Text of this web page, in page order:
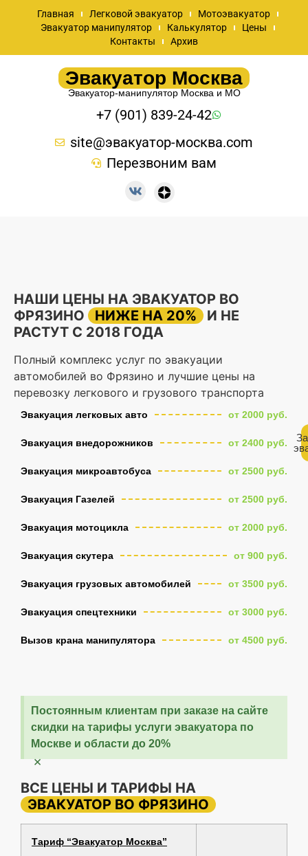
Главная Легковой эвакуатор
Мотоэвакуатор
Эвакуатор манипулятор
Калькулятор
Цены
Контакты
Архив
Эвакуатор Москва
Эвакуатор-манипулятор Москва и МО
+7 (901) 839-24-42
site@эвакуатор-москва.com
Перезвоним вам
НАШИ ЦЕНЫ НА ЭВАКУАТОР ВО
ФРЯЗИНО
НИЖЕ НА 20%
И НЕ
РАСТУТ С 2018 ГОДА
Полный комплекс услуг по эвакуации
автомобилей во Фрязино и лучшие цены на
перевозку легкового и грузового транспорта
Эвакуация легковых авто от 2000 руб.
Эвакуация внедорожников от 2400 руб.
Эвакуация микроавтобуса от 2500 руб.
Эвакуация Газелей от 2500 руб.
Эвакуация мотоцикла от 2000 руб.
Эвакуация скутера от 900 руб.
Эвакуация грузовых автомобилей от 3500 руб.
Эвакуация спецтехники от 3000 руб.
Вызов крана манипулятора от 4500 руб.
Постоянным клиентам при заказе на сайте
скидки на тарифы услуги эвакуатора по
Москве и области до 20%
×
ВСЕ ЦЕНЫ И ТАРИФЫ НА
ЭВАКУАТОР ВО ФРЯЗИНО
Тариф “Эвакуатор Москва”